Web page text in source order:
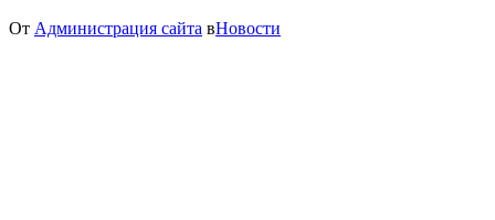
От Администрация сайта вНовости